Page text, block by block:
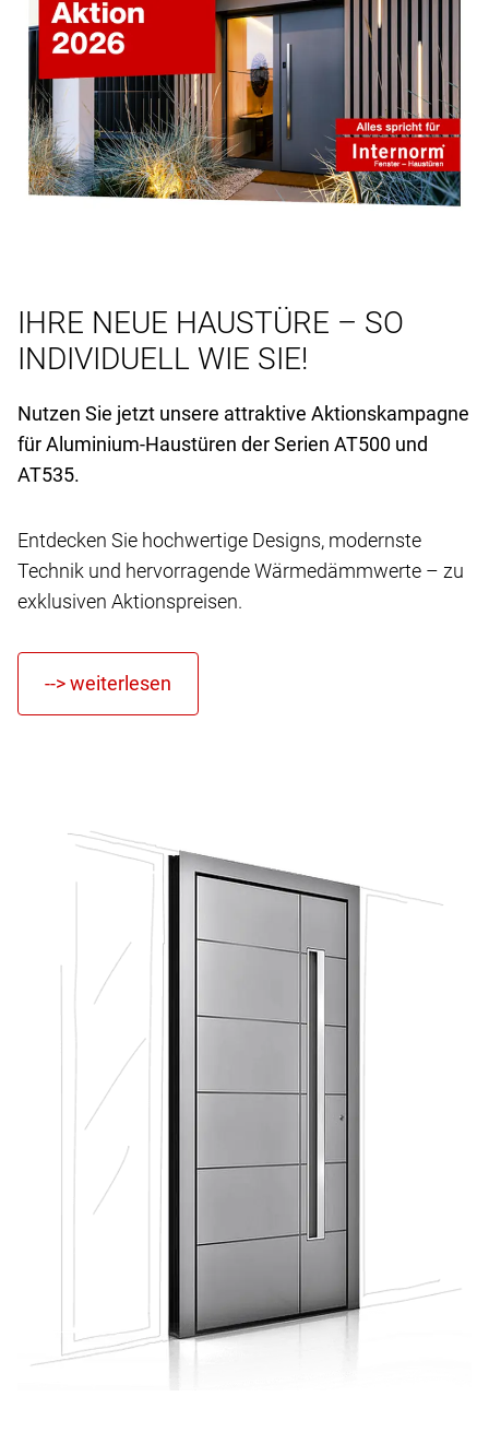
IHRE NEUE HAUSTÜRE – SO
INDIVIDUELL WIE SIE!
Nutzen Sie jetzt unsere attraktive Aktionskampagne
für Aluminium-Haustüren der Serien AT500 und
AT535.
Entdecken Sie hochwertige Designs, modernste
Technik und hervorragende Wärmedämmwerte – zu
exklusiven Aktionspreisen.